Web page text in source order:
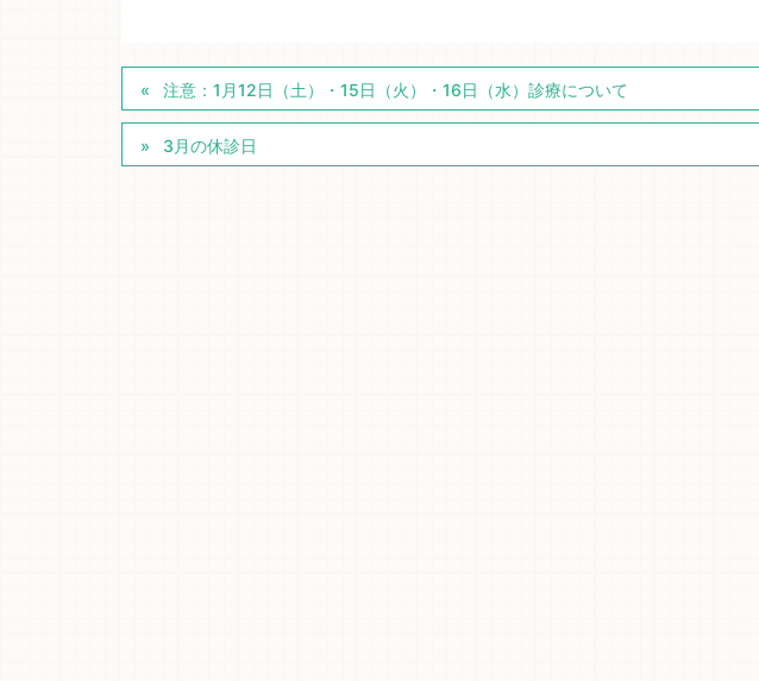
注意：1月12日（土）・15日（火）・16日（水）診療について
3月の休診日